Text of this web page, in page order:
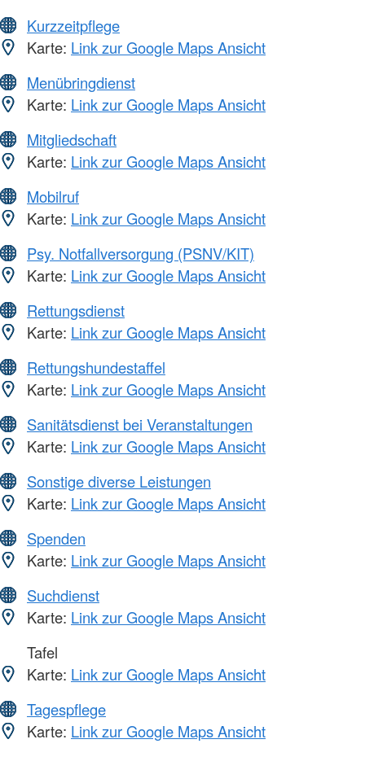
Kurzzeitpflege
Karte: Link zur Google Maps Ansicht
Menübringdienst
Karte: Link zur Google Maps Ansicht
Mitgliedschaft
Karte: Link zur Google Maps Ansicht
Mobilruf
Karte: Link zur Google Maps Ansicht
Psy. Notfallversorgung (PSNV/KIT)
Karte: Link zur Google Maps Ansicht
Rettungsdienst
Karte: Link zur Google Maps Ansicht
Rettungshundestaffel
Karte: Link zur Google Maps Ansicht
Sanitätsdienst bei Veranstaltungen
Karte: Link zur Google Maps Ansicht
Sonstige diverse Leistungen
Karte: Link zur Google Maps Ansicht
Spenden
Karte: Link zur Google Maps Ansicht
Suchdienst
Karte: Link zur Google Maps Ansicht
Tafel
Karte: Link zur Google Maps Ansicht
Tagespflege
Karte: Link zur Google Maps Ansicht